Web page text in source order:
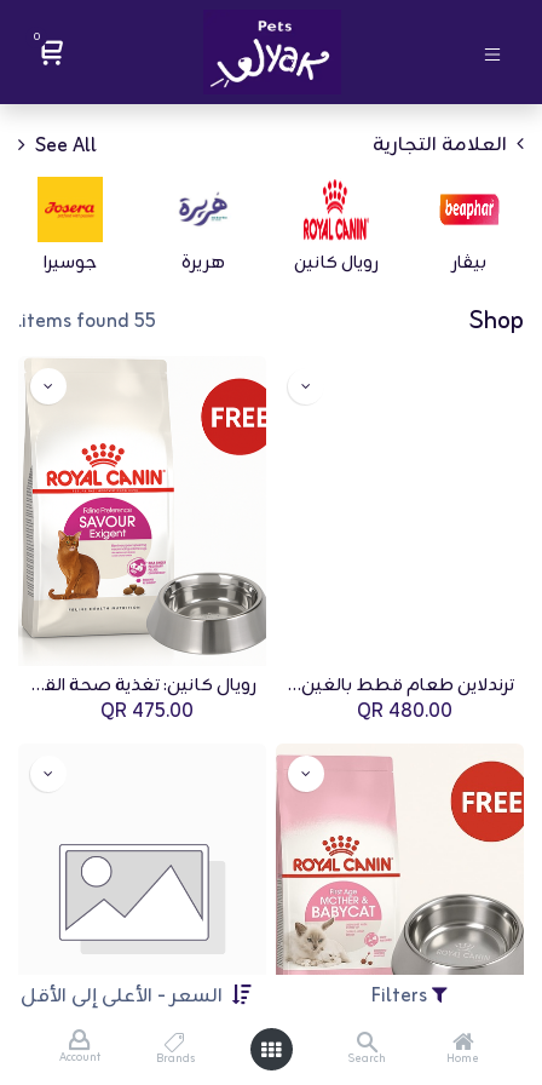
Filters السعر - الأعلى إلى الأقل
Home
Search
Brands
Account
0
العلامة التجارية See All
بيڤار رويال كانين هريرة جوسيرا
Shop
55 items found.
ترندلاين طعام قطط بالغين معقمين بالدجاج – 15 كجم | عرض باقة 4 أكياس
480.00
رويال كانين: تغذية صحة القطط إكزيجنت سافور – 10 كجم مع وعاء ستانلس ستيل للقطط 340 مل مجاني
475.00